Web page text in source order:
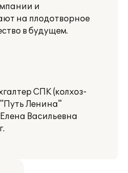
и
на плодотворное
в будущем.
СПК (колхоз-
Ленина"
Васильевна